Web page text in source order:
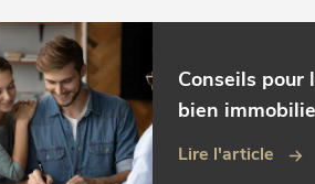
Conseils pour
bien
Lire l'article